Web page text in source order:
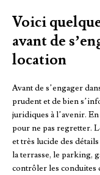
Voici
avant de
location
Avant de s’engager
prudent et de bien
juridiques à l’avenir.
pour ne pas regretter.
et très lucide des
la terrasse, le parking,
contrôler les conduites